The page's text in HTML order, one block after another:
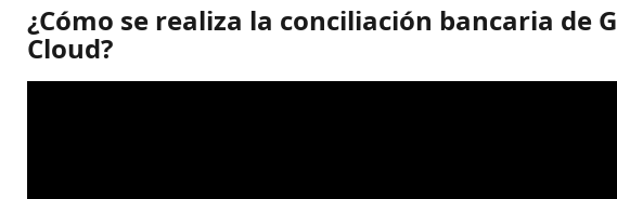
¿Cómo se realiza la conciliación bancaria de
Cloud?